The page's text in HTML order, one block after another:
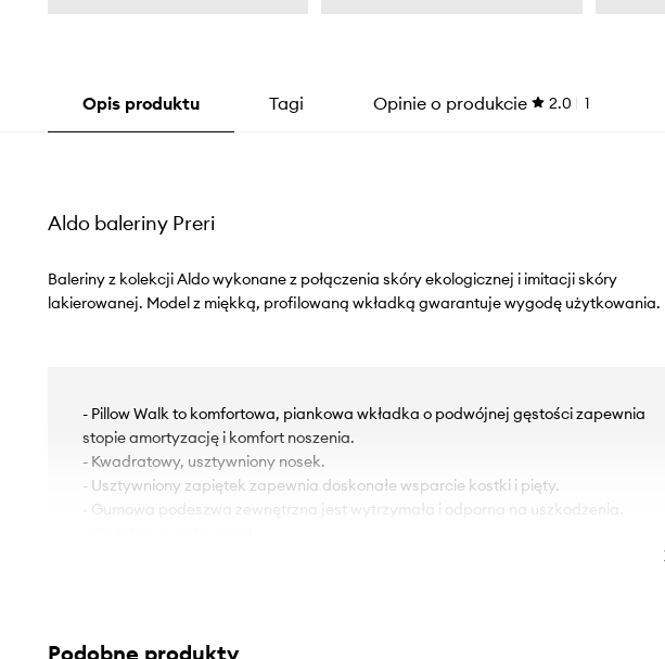
Opis produktu Tagi Opinie o produkcie 2.0 1
Aldo baleriny Preri
Baleriny z kolekcji Aldo wykonane z połączenia skóry ekologicznej i imitacji skóry
lakierowanej. Model z miękką, profilowaną wkładką gwarantuje wygodę użytkowania.
- Pillow Walk to komfortowa, piankowa wkładka o podwójnej gęstości zapewnia
stopie amortyzację i komfort noszenia.
- Kwadratowy, usztywniony nosek.
- Usztywniony zapiętek zapewnia doskonałe wsparcie kostki i pięty.
- Gumowa podeszwa zewnętrzna jest wytrzymała i odporna na uszkodzenia.
Podobne produkty